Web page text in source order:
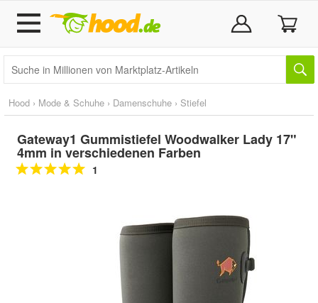
Hood › Mode & Schuhe › Damenschuhe › Stiefel
Gateway1 Gummistiefel Woodwalker Lady 17"
4mm in verschiedenen Farben
1